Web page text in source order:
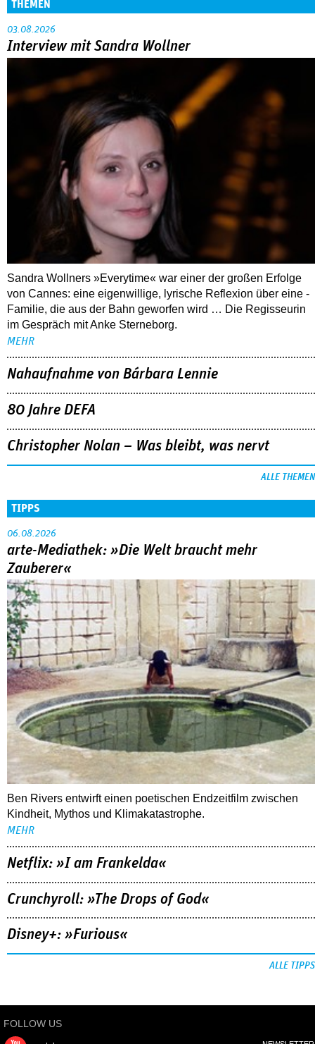
THEMEN
03.08.2026
Interview mit Sandra Wollner
Sandra Wollners »Everytime« war einer der großen Erfolge
von Cannes: eine eigenwillige, lyrische Reflexion über eine ­
Familie, die aus der Bahn geworfen wird … Die Regisseurin
im Gespräch mit Anke Sterneborg.
MEHR
Nahaufnahme von Bárbara Lennie
80 Jahre DEFA
Christopher Nolan – Was bleibt, was nervt
ALLE THEMEN
TIPPS
06.08.2026
arte-Mediathek: »Die Welt braucht mehr
Zauberer«
Ben Rivers entwirft einen poetischen Endzeitfilm zwischen
Kindheit, Mythos und Klimakatastrophe.
MEHR
Netflix: »I am Frankelda«
Crunchyroll: »The Drops of God«
Disney+: »Furious«
ALLE TIPPS
FOLLOW US